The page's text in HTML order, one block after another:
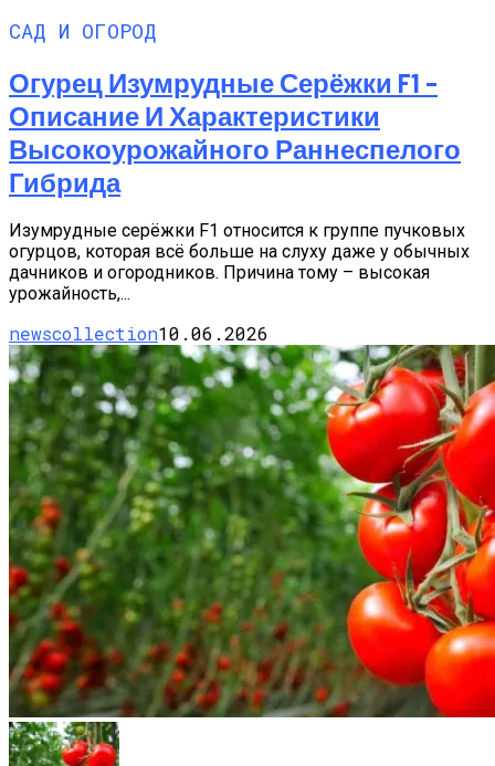
САД И ОГОРОД
Огурец Изумрудные Серёжки F1 –
Описание И Характеристики
Высокоурожайного Раннеспелого
Гибрида
Изумрудные серёжки F1 относится к группе пучковых
огурцов, которая всё больше на слуху даже у обычных
дачников и огородников. Причина тому – высокая
урожайность,...
newscollection10.06.2026